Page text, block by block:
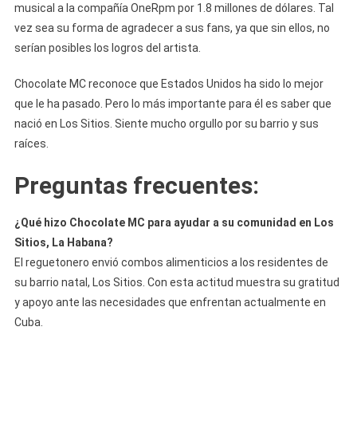
musical a la compañía OneRpm por 1.8 millones de dólares. Tal
vez sea su forma de agradecer a sus fans, ya que sin ellos, no
serían posibles los logros del artista.
Chocolate MC reconoce que Estados Unidos ha sido lo mejor
que le ha pasado. Pero lo más importante para él es saber que
nació en Los Sitios. Siente mucho orgullo por su barrio y sus
raíces.
Preguntas frecuentes:
¿Qué hizo Chocolate MC para ayudar a su comunidad en Los
Sitios, La Habana?
El reguetonero envió combos alimenticios a los residentes de
su barrio natal, Los Sitios. Con esta actitud muestra su gratitud
y apoyo ante las necesidades que enfrentan actualmente en
Cuba.